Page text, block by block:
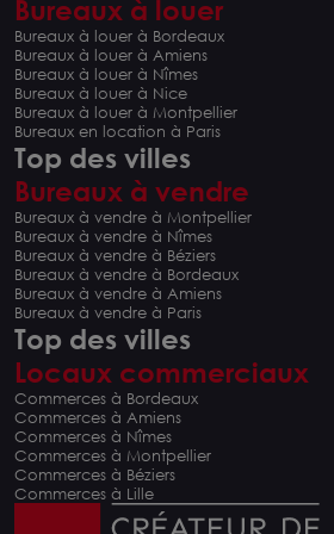
Bureaux à louer
Bureaux à louer à Bordeaux
Bureaux à louer à Amiens
Bureaux à louer à Nîmes
Bureaux à louer à Nice
Bureaux à louer à Montpellier
Bureaux en location à Paris
Top des villes
Bureaux à vendre
Bureaux à vendre à Montpellier
Bureaux à vendre à Nîmes
Bureaux à vendre à Béziers
Bureaux à vendre à Bordeaux
Bureaux à vendre à Amiens
Bureaux à vendre à Paris
Top des villes
Locaux commerciaux
Commerces à Bordeaux
Commerces à Amiens
Commerces à Nîmes
Commerces à Montpellier
Commerces à Béziers
Commerces à Lille